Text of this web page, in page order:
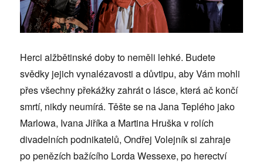
Herci alžbětinské doby to neměli lehké. Budete
svědky jejich vynalézavosti a důvtipu, aby Vám mohli
přes všechny překážky zahrát o lásce, která ač končí
smrtí, nikdy neumírá. Těšte se na Jana Teplého jako
Marlowa, Ivana Jiříka a Martina Hruška v rolích
divadelních podnikatelů, Ondřej Volejník si zahraje
po penězích bažícího Lorda Wessexe, po herectví